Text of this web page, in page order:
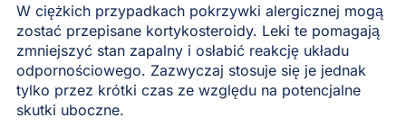
W ciężkich przypadkach pokrzywki alergicznej mogą
zostać przepisane kortykosteroidy. Leki te pomagają
zmniejszyć stan zapalny i osłabić reakcję układu
odpornościowego. Zazwyczaj stosuje się je jednak
tylko przez krótki czas ze względu na potencjalne
skutki uboczne.